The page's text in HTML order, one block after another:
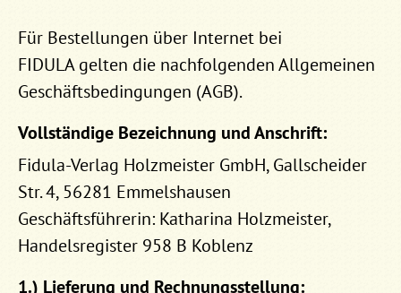
Für Bestellungen über Internet bei
FIDULA gelten die nachfolgenden Allgemeinen
Geschäftsbedingungen (AGB).
Vollständige Bezeichnung und Anschrift:
Fidula-Verlag Holzmeister GmbH, Gallscheider
Str. 4, 56281 Emmelshausen
Geschäftsführerin: Katharina Holzmeister,
Handelsregister 958 B Koblenz
1.) Lieferung und Rechnungsstellung: